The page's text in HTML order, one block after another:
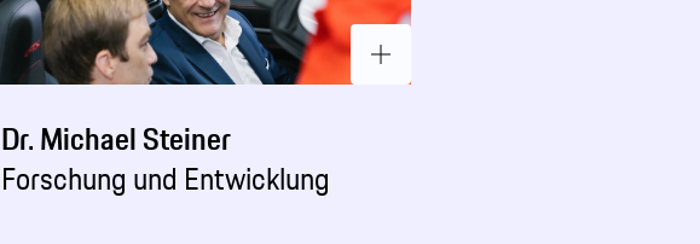
Dr. Michael Steiner
Forschung und Entwicklung